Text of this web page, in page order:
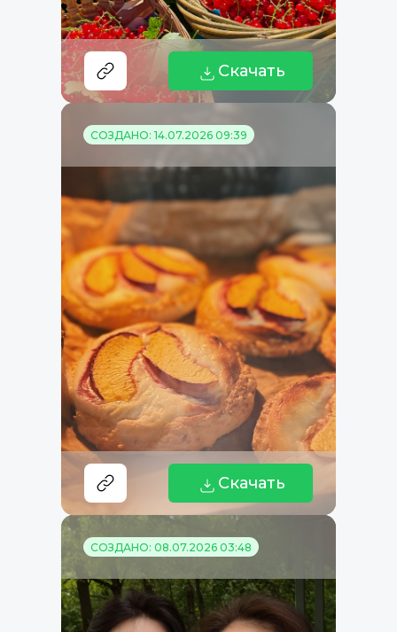
Скачать
СОЗДАНО: 14.07.2026 09:39
Скачать
СОЗДАНО: 08.07.2026 03:48